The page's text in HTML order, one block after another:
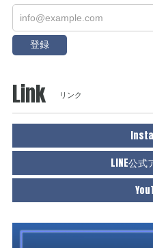
登録
Link リンク
LINE公式